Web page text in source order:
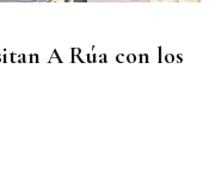
A Rúa con los